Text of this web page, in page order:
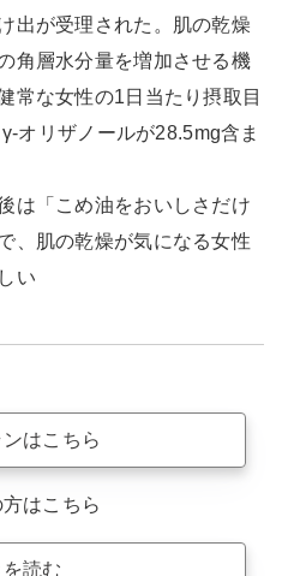
出が受理された。肌の乾燥
角層水分量を増加させる機
常な女性の1日当たり摂取目
オリザノールが28.5mg含ま
は「こめ油をおいしさだけ
、肌の乾燥が気になる女性
い
はこちら
はこちら
読む